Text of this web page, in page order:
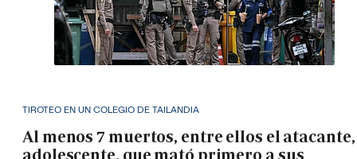
TIROTEO EN UN COLEGIO DE TAILANDIA
Al menos 7 muertos, entre ellos el atacante,